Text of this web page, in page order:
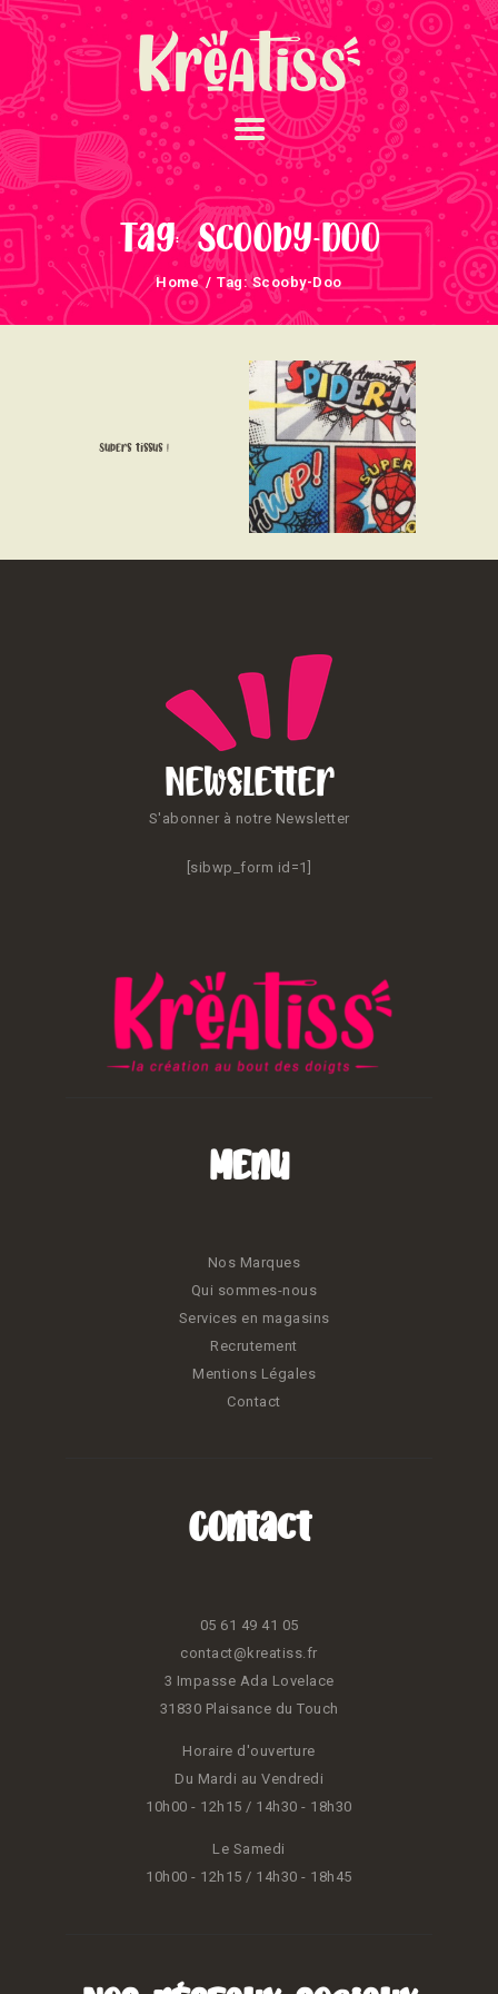
Tag: Scooby-Doo
Home Tag: Scooby-Doo
ACCUEIL
NOS UNIVERS
ARRIVAGES
ATELIERS ET
ÉVÈNEMENTS
INFOS ÉVÈNEMENTS
NEWSLETTERS
NOUS SOUTENONS
Supers tissus !
Newsletter
S'abonner à notre Newsletter
[sibwp_form id=1]
Menu
Nos Marques
Qui sommes-nous
Services en magasins
Recrutement
Mentions Légales
Contact
Contact
05 61 49 41 05
contact@kreatiss.fr
3 Impasse Ada Lovelace
31830 Plaisance du Touch
Horaire d'ouverture
Du Mardi au Vendredi
10h00 - 12h15 / 14h30 - 18h30
Le Samedi
10h00 - 12h15 / 14h30 - 18h45